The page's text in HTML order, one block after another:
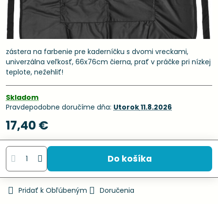
zástera na farbenie pre kaderníčku s dvomi vreckami,
univerzálna veľkosť, 66x76cm čierna, prať v práčke pri nízkej
teplote, nežehliť!
Skladom
Pravdepodobne doručíme dňa: Utorok11.8.2026
17,40 €
Do košíka
Pridať k Obľúbeným
Doručenia